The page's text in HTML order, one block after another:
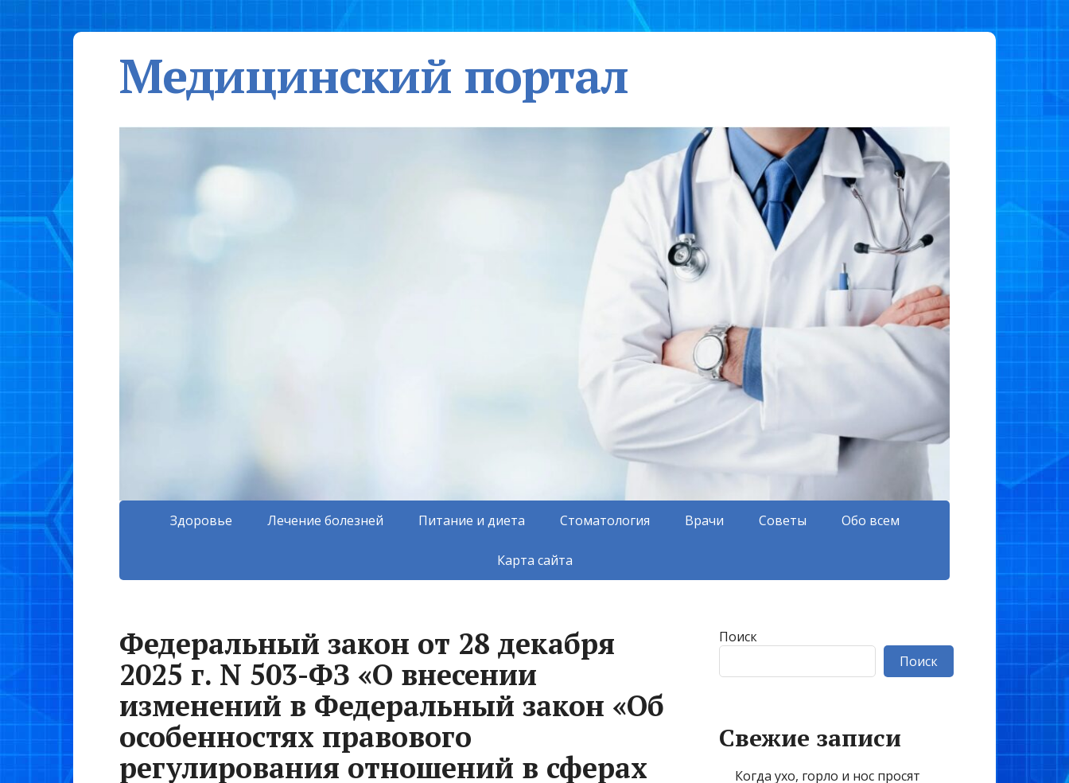
Медицинский портал
Здоровье Лечение болезней Питание и диета Стоматология Врачи Советы Обо всем
Карта сайта
Федеральный закон от 28 декабря
2025 г. N 503-ФЗ «О внесении
изменений в Федеральный закон «Об
особенностях правового
регулирования отношений в сферах
Поиск
Поиск
Свежие записи
Когда ухо, горло и нос просят